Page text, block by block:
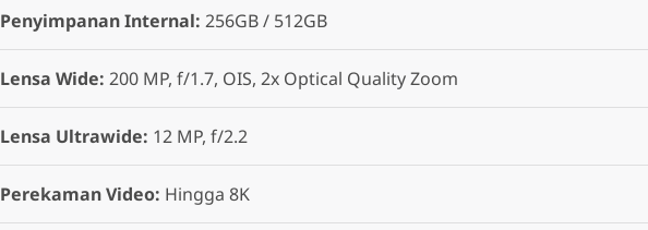
Penyimpanan Internal: 256GB / 512GB
Lensa Wide: 200 MP, f/1.7, OIS, 2x Optical Quality Zoom
Lensa Ultrawide: 12 MP, f/2.2
Perekaman Video: Hingga 8K